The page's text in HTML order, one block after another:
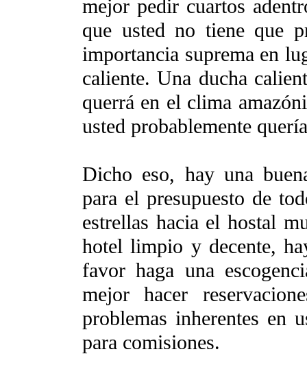
mejor pedir cuartos
que usted no tiene que
importancia suprema en
caliente. Una ducha
querrá en el clima
usted probablemente
Dicho eso, hay una
para el presupuesto de
estrellas hacia el hostal
hotel limpio y decente,
favor haga una
mejor hacer
problemas inherentes en
para comisiones.